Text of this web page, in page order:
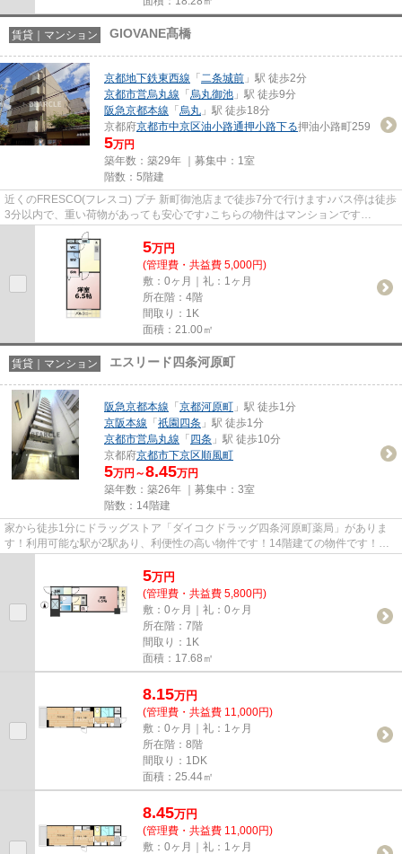
賃貸｜マンション GIOVANE髙橋
京都地下鉄東西線 「 二条城前 」駅 徒歩2分
京都市営烏丸線 「 烏丸御池 」駅 徒歩9分
阪急京都本線 「 烏丸 」駅 徒歩18分
京都府京都市中京区油小路通押小路下る押油小路町259
5万円
築年数：築29年 ｜募集中： 1室
階数：5階建
近くのFRESCO(フレスコ) プチ 新町御池店まで徒歩7分で行けます♪バス停は徒歩
3分以内で、重い荷物があっても安心です♪こちらの物件はマンションです
♪「GIOVANE髙橋」の物件情報をお探...
5万円
(管理費・共益費 5,000円)
敷：0ヶ月｜礼：1ヶ月
所在階：4階
間取り：1K
面積：21.00㎡
賃貸｜マンション エスリード四条河原町
阪急京都本線 「 京都河原町 」駅 徒歩1分
京阪本線 「 祇園四条 」駅 徒歩1分
京都市営烏丸線 「 四条 」駅 徒歩10分
京都府京都市下京区 順風町
5万円～8.45万円
築年数：築26年 ｜募集中： 3室
階数：14階建
家から徒歩1分にドラッグストア「ダイコクドラッグ四条河原町薬局」がありま
す！利用可能な駅が2駅あり、利便性の高い物件です！14階建ての物件です！当
5万円
(管理費・共益費 5,800円)
敷：0ヶ月｜礼：0ヶ月
所在階：7階
間取り：1K
面積：17.68㎡
8.15万円
(管理費・共益費 11,000円)
敷：0ヶ月｜礼：1ヶ月
所在階：8階
間取り：1DK
面積：25.44㎡
8.45万円
(管理費・共益費 11,000円)
敷：0ヶ月｜礼：1ヶ月